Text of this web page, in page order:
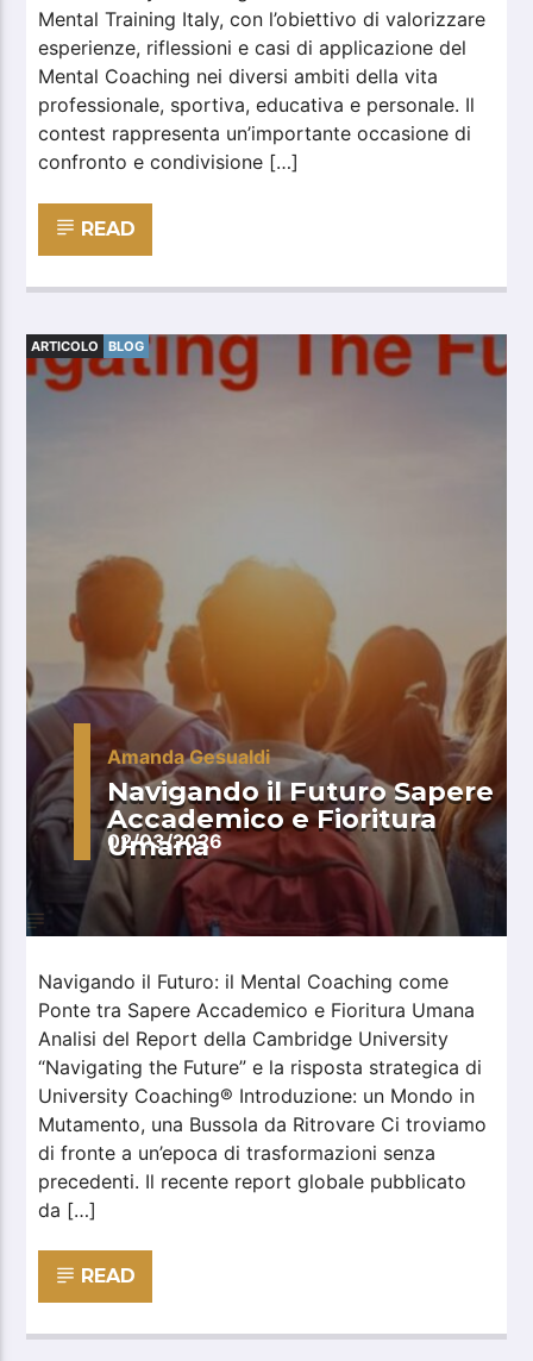
Mental Training Italy, con l’obiettivo di valorizzare
esperienze, riflessioni e casi di applicazione del
Mental Coaching nei diversi ambiti della vita
professionale, sportiva, educativa e personale. Il
contest rappresenta un’importante occasione di
confronto e condivisione […]
READ
ARTICOLO BLOG
Amanda Gesualdi
02/03/2026
Navigando il Futuro Sapere
Accademico e Fioritura
Umana
Navigando il Futuro: il Mental Coaching come
Ponte tra Sapere Accademico e Fioritura Umana
Analisi del Report della Cambridge University
“Navigating the Future” e la risposta strategica di
University Coaching® Introduzione: un Mondo in
Mutamento, una Bussola da Ritrovare Ci troviamo
di fronte a un’epoca di trasformazioni senza
precedenti. Il recente report globale pubblicato
da […]
READ